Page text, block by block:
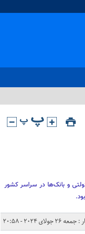
و بانک‌ها در سراسر کشور
2024 - 20:58